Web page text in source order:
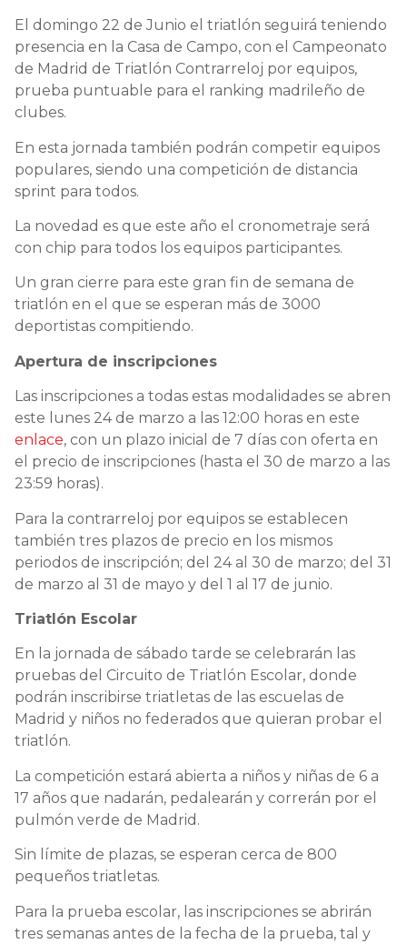
El domingo 22 de Junio el triatlón seguirá teniendo
presencia en la Casa de Campo, con el Campeonato
de Madrid de Triatlón Contrarreloj por equipos,
prueba puntuable para el ranking madrileño de
clubes.
En esta jornada también podrán competir equipos
populares, siendo una competición de distancia
sprint para todos.
La novedad es que este año el cronometraje será
con chip para todos los equipos participantes.
Un gran cierre para este gran fin de semana de
triatlón en el que se esperan más de 3000
deportistas compitiendo.
Apertura de inscripciones
Las inscripciones a todas estas modalidades se abren
este lunes 24 de marzo a las 12:00 horas en este
enlace, con un plazo inicial de 7 días con oferta en
el precio de inscripciones (hasta el 30 de marzo a las
23:59 horas).
Para la contrarreloj por equipos se establecen
también tres plazos de precio en los mismos
periodos de inscripción; del 24 al 30 de marzo; del 31
de marzo al 31 de mayo y del 1 al 17 de junio.
Triatlón Escolar
En la jornada de sábado tarde se celebrarán las
pruebas del Circuito de Triatlón Escolar, donde
podrán inscribirse triatletas de las escuelas de
Madrid y niños no federados que quieran probar el
triatlón.
La competición estará abierta a niños y niñas de 6 a
17 años que nadarán, pedalearán y correrán por el
pulmón verde de Madrid.
Sin límite de plazas, se esperan cerca de 800
pequeños triatletas.
Para la prueba escolar, las inscripciones se abrirán
tres semanas antes de la fecha de la prueba, tal y